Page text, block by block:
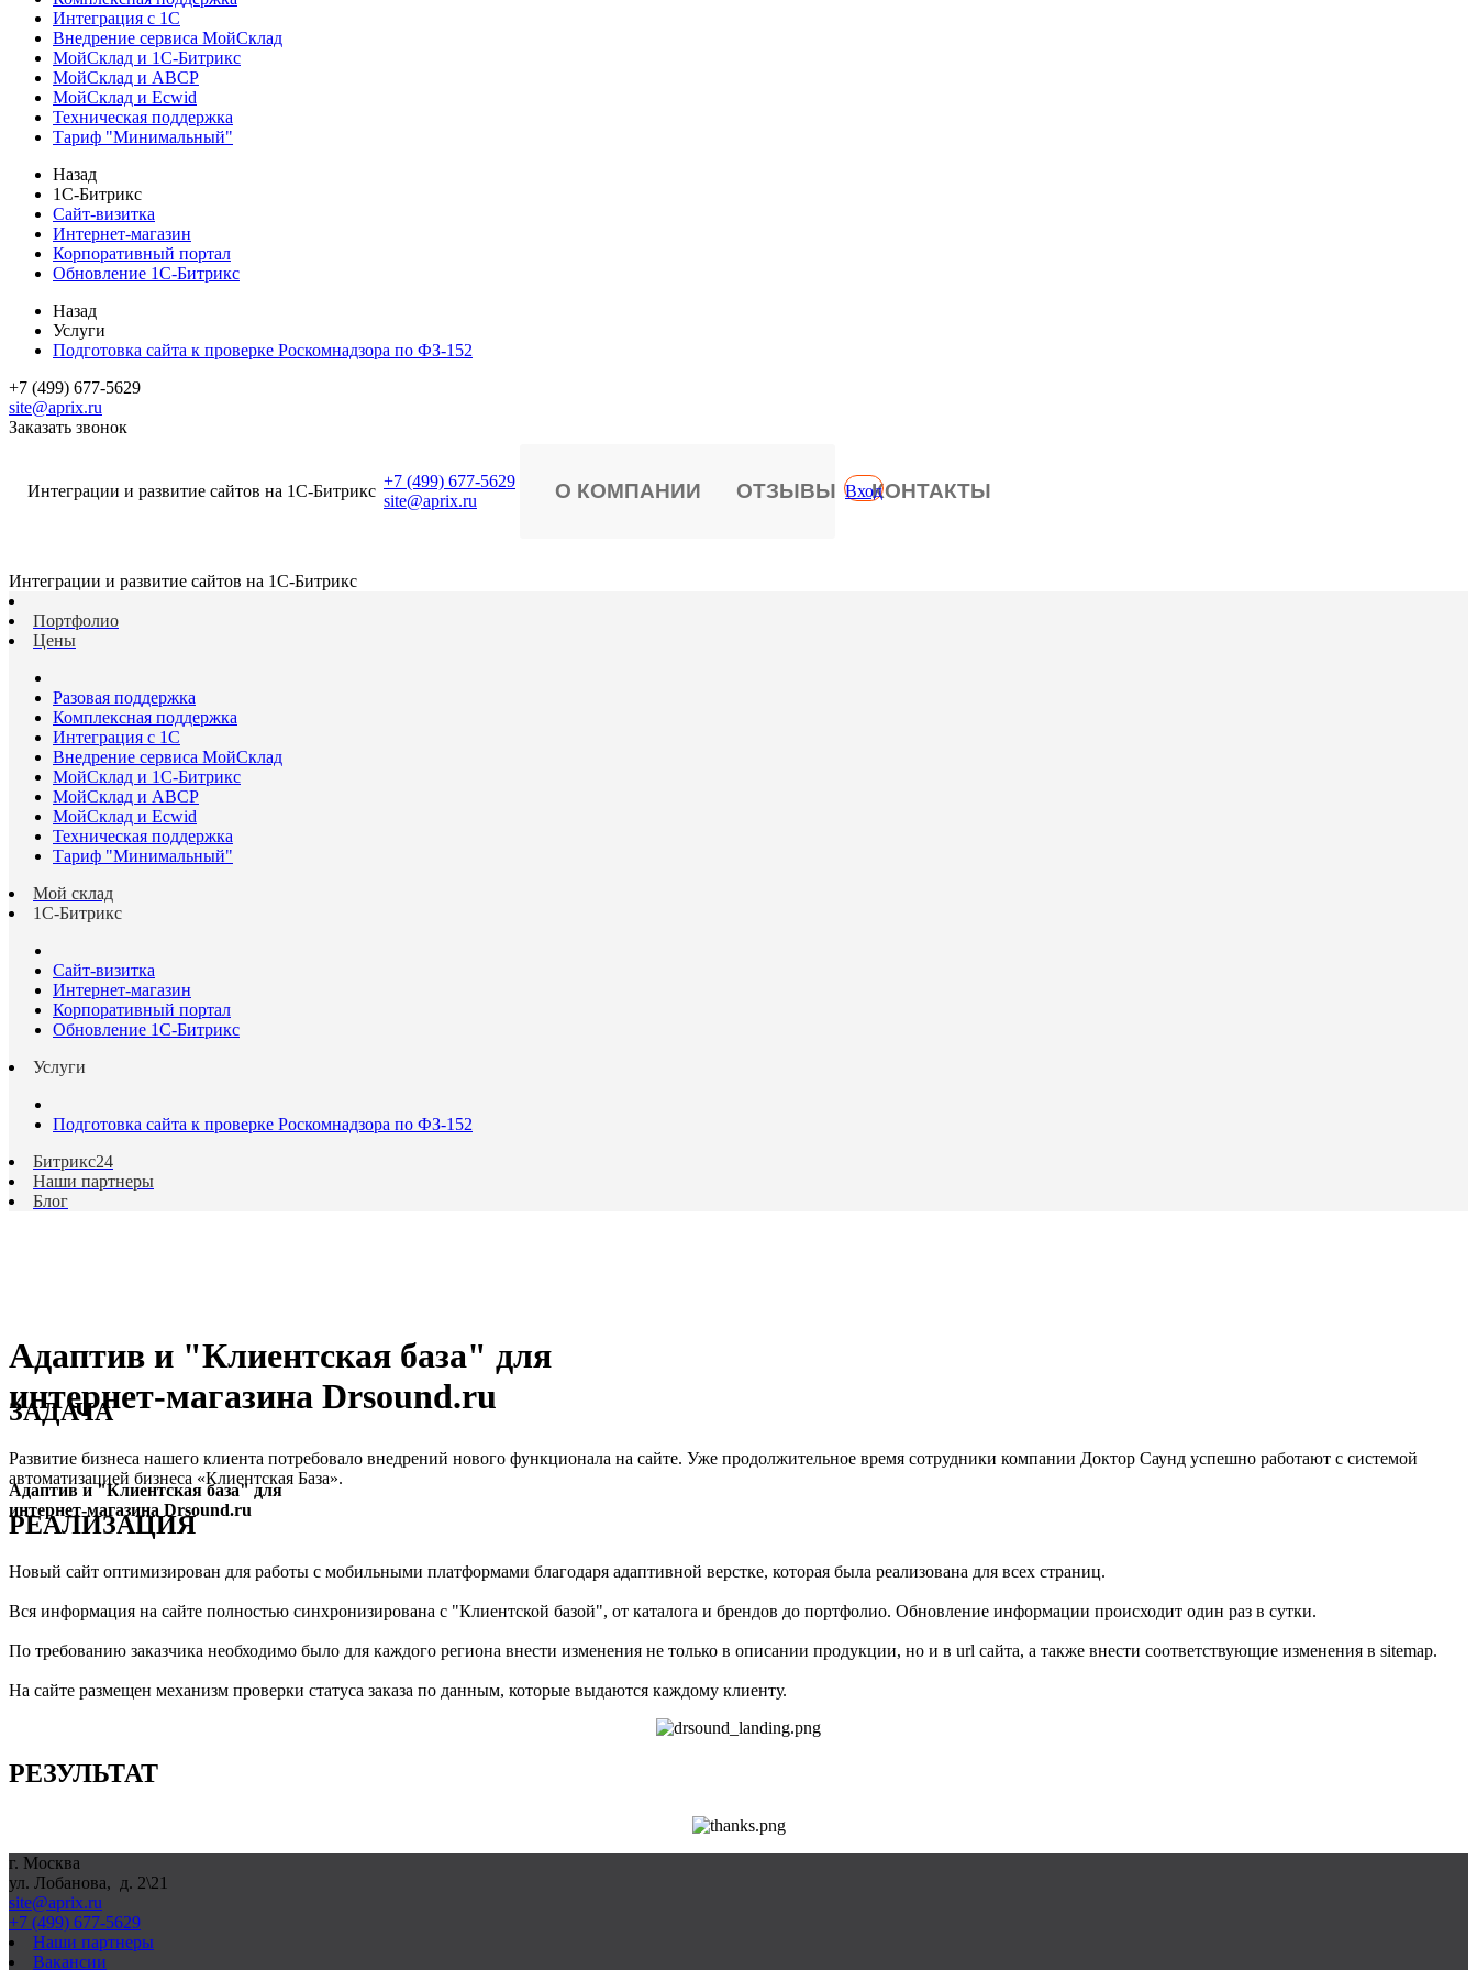
Интеграция с 1С
Внедрение сервиса МойСклад
МойСклад и 1С-Битрикс
МойСклад и ABCP
МойСклад и Ecwid
Техническая поддержка
Тариф "Минимальный"
Назад
1С-Битрикс
Сайт-визитка
Интернет-магазин
Корпоративный портал
Обновление 1С-Битрикс
Назад
Услуги
Подготовка сайта к проверке Роскомнадзора по ФЗ-152
+7 (499) 677-5629
site@aprix.ru
Заказать звонок
Интеграции и развитие сайтов на 1С-Битрикс
+7 (499) 677-5629
site@aprix.ru
О КОМПАНИИ ОТЗЫВЫ КОНТАКТЫ
Вход
Интеграции и развитие сайтов на 1С-Битрикс
Портфолио
Цены
Разовая поддержка
Комплексная поддержка
Интеграция с 1С
Внедрение сервиса МойСклад
МойСклад и 1С-Битрикс
МойСклад и ABCP
МойСклад и Ecwid
Техническая поддержка
Тариф "Минимальный"
Мой склад
1С-Битрикс
Сайт-визитка
Интернет-магазин
Корпоративный портал
Обновление 1С-Битрикс
Услуги
Подготовка сайта к проверке Роскомнадзора по ФЗ-152
Битрикс24
Наши партнеры
Блог
Адаптив и "Клиентская база" для
интернет-магазина Drsound.ru
Адаптив и "Клиентская база" для
интернет-магазина Drsound.ru
ЗАДАЧА
Развитие бизнеса нашего клиента потребовало внедрений нового функционала на сайте. Уже продолжительное время сотрудники компании Доктор Саунд успешно работают с системой
автоматизацией бизнеса «Клиентская База».
РЕАЛИЗАЦИЯ
Новый сайт оптимизирован для работы с мобильными платформами благодаря адаптивной верстке, которая была реализована для всех страниц.
Вся информация на сайте полностью синхронизирована с "Клиентской базой", от каталога и брендов до портфолио. Обновление информации происходит один раз в сутки.
По требованию заказчика необходимо было для каждого региона внести изменения не только в описании продукции, но и в url сайта, а также внести соответствующие изменения в sitemap.
На сайте размещен механизм проверки статуса заказа по данным, которые выдаются каждому клиенту.
РЕЗУЛЬТАТ
г. Москва
ул. Лобанова, д. 2\21
site@aprix.ru
+7 (499) 677-5629
Наши партнеры
Вакансии